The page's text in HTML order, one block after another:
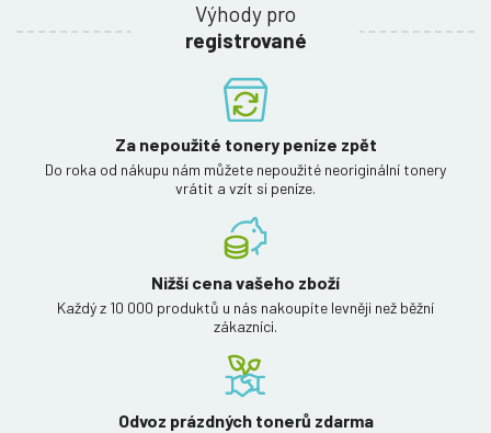
Výhody pro
registrované
Za nepoužité tonery peníze zpět
Do roka od nákupu nám můžete nepoužité neoriginální tonery
vrátit a vzít si peníze.
Nižší cena vašeho zboží
Každý z 10 000 produktů u nás nakoupíte levněji než běžní
zákazníci.
Odvoz prázdných tonerů zdarma